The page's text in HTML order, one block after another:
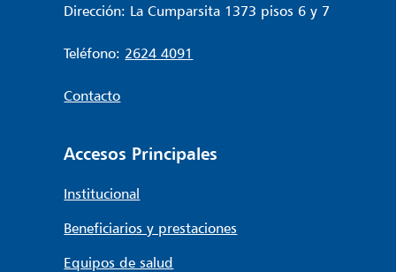
Dirección: La Cumparsita 1373 pisos 6 y 7
Teléfono: 2624 4091
Contacto
Accesos Principales
Institucional
Beneficiarios y prestaciones
Equipos de salud